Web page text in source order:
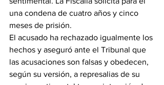
una condena de cuatro años y cinco
meses de prisión.
‎El acusado ha rechazado igualmente los
hechos y aseguró ante el Tribunal que
las acusaciones son falsas y obedecen,
según su versión, a represalias de su